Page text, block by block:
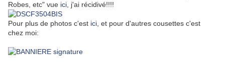
Robes, etc" vue ici , j'ai récidivé!!!!
Pour plus de photos c'est ici , et pour d'autres cousettes c'est
chez moi: